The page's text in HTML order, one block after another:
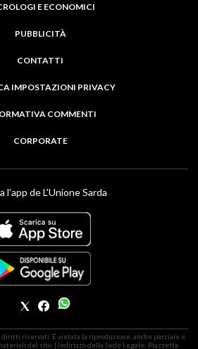
E ECONOMICI
PUBBLICITÀ
CONTATTI
IMPOSTAZIONI PRIVACY
COMMENTI
CORPORATE
l'app de L'Unione Sarda
diritti riservati. É vietata la riproduzione, anche parziale e
del sito. | Indirizzo della Sede Legale: Piazzetta